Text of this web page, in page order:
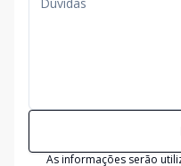
As informações serão